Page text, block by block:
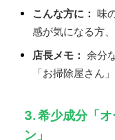
こんな方に： 味
感が気になる方
店長メモ： 余分
「お掃除屋さん
3. 希少成分「
ン」